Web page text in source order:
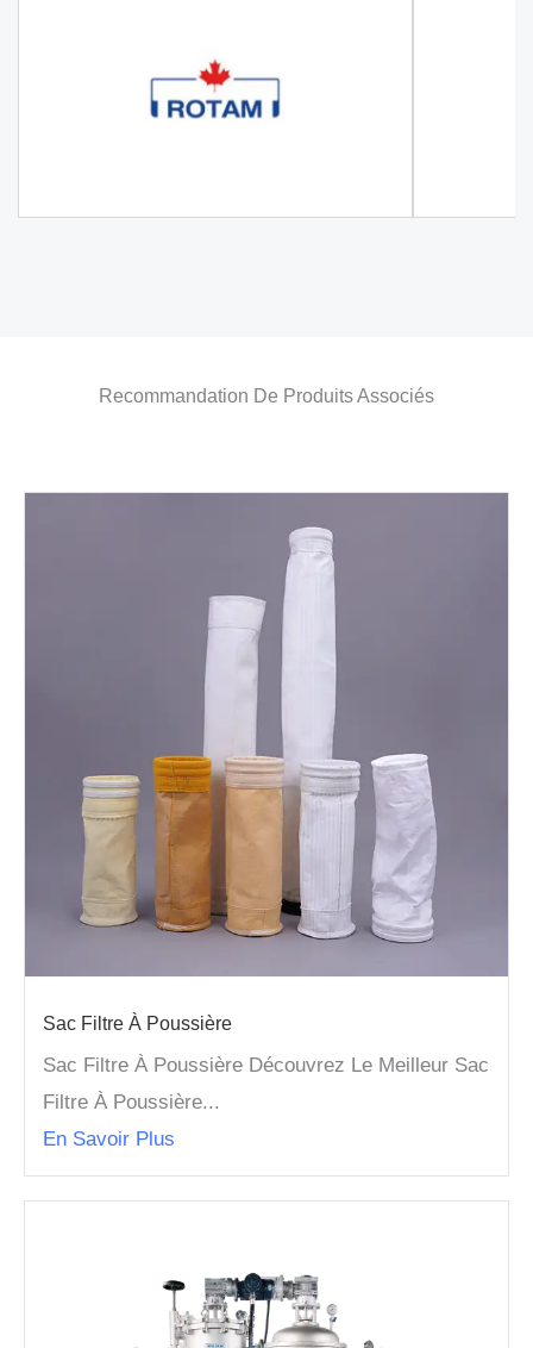
Recommandation De Produits Associés
Sac Filtre À Poussière
Sac Filtre À Poussière Découvrez Le Meilleur Sac
Filtre À Poussière...
En Savoir Plus